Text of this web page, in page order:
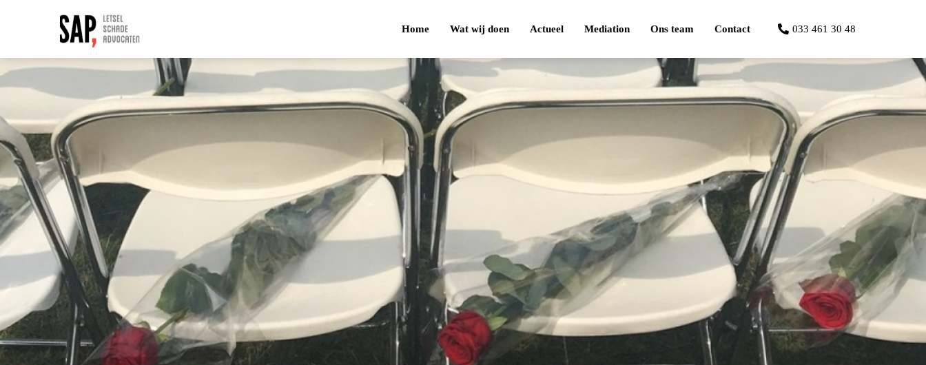
Home Wat wij doen Actueel Mediation Ons team Contact 033 461 30 48